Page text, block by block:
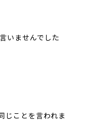
いませんでした
じことを言われま